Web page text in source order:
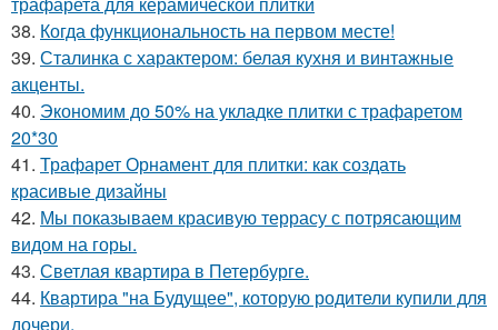
38. Когда функциональность на первом месте!
39. Сталинка с характером: белая кухня и винтажные
акценты.
40. Экономим до 50% на укладке плитки с трафаретом
20*30
41. Трафарет Орнамент для плитки: как создать
красивые дизайны
42. Мы показываем красивую террасу с потрясающим
видом на горы.
43. Светлая квартира в Петербурге.
44. Квартира "на Будущее", которую родители купили для
дочери.